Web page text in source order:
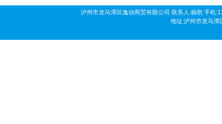
泸州市龙马潭区逸动商贸有限公司 联系人:杨凯 手
地址:泸州市龙马